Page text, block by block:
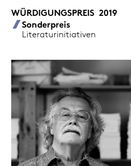
WÜRDIGUNGSPREIS 2019
Sonderpreis
Literaturinitiativen